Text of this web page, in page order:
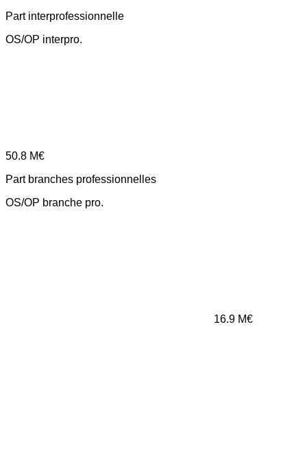
Part interprofessionnelle
OS/OP interpro.
50.8 M€
Part branches professionnelles
OS/OP branche pro.
16.9 M€